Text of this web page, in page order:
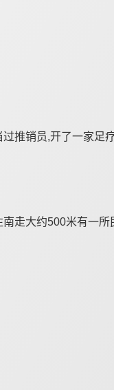
推销员,开了一家
走大约500米有一